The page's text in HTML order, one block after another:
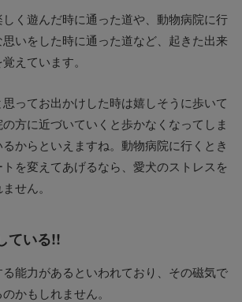
く遊んだ時に通った道や、動物病院に行
いをした時に通った道など、起きた出来
えています。
ってお出かけした時は嬉しそうに歩いて
方に近づいていくと歩かなくなってしま
からといえますね。動物病院に行くとき
を変えてあげるなら、愛犬のストレスを
せん。
ている!!
能力があるといわれており、その磁気で
かもしれません。